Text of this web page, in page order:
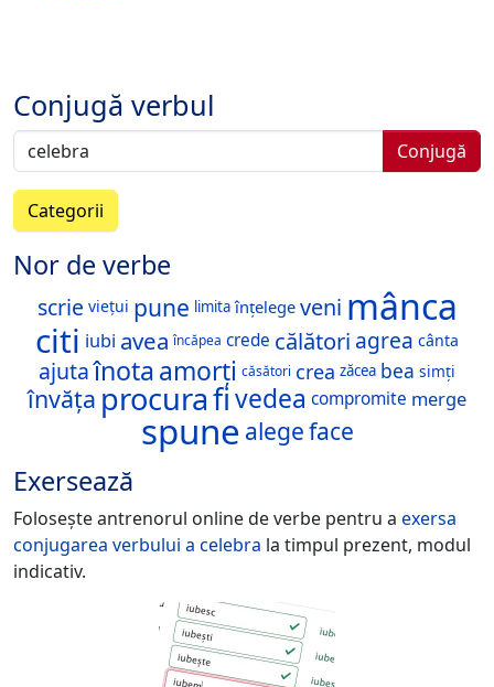
Conjugă verbul
Conjugă
Categorii
Nor de verbe
scrie viețui pune limita înțelege veni mânca
citi iubi avea încăpea crede călători agrea cânta
ajutaînotaamorți căsători crea zăcea bea simți
învăța procurafivedea compromite merge
spune alegeface
Exersează
Folosește antrenorul online de verbe pentru a exersa
conjugarea verbului a celebra la timpul prezent, modul
indicativ.